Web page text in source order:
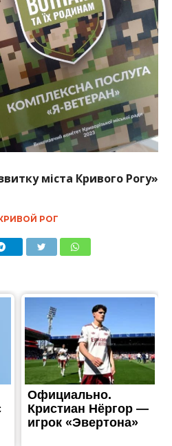
міста Кривого Рогу»
РОГ